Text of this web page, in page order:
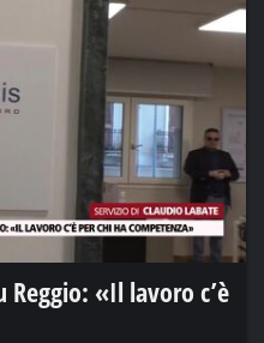
«Il lavoro c’è